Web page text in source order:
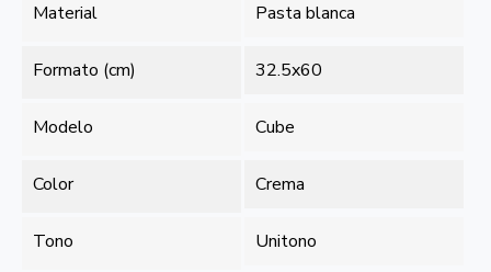
Material Pasta blanca
Formato (cm) 32.5x60
Modelo Cube
Color Crema
Tono Unitono